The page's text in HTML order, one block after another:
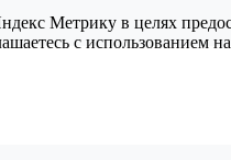
Метрику в целях
с